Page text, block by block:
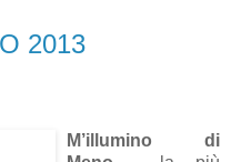
2013
M’illumino di